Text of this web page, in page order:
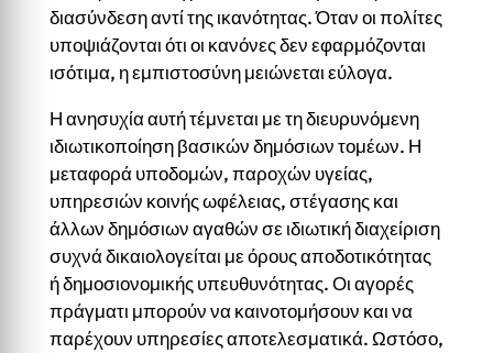
διασύνδεση αντί της ικανότητας. Όταν οι πολίτες
υποψιάζονται ότι οι κανόνες δεν εφαρμόζονται
ισότιμα, η εμπιστοσύνη μειώνεται εύλογα.
Η ανησυχία αυτή τέμνεται με τη διευρυνόμενη
ιδιωτικοποίηση βασικών δημόσιων τομέων. Η
μεταφορά υποδομών, παροχών υγείας,
υπηρεσιών κοινής ωφέλειας, στέγασης και
άλλων δημόσιων αγαθών σε ιδιωτική διαχείριση
συχνά δικαιολογείται με όρους αποδοτικότητας
ή δημοσιονομικής υπευθυνότητας. Οι αγορές
πράγματι μπορούν να καινοτομήσουν και να
παρέχουν υπηρεσίες αποτελεσματικά. Ωστόσο,